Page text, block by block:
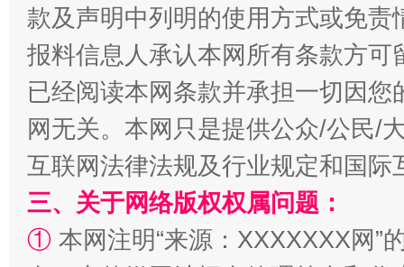
解纷+调解+退费，一次搞定
款及声明中列明的使用方式或免责
报料信息人承认本网所有条款方
已经阅读本网条款并承担一切因
网无关。本网只是提供公众/公民/
互联网法律法规及行业规定和国
三、关于网络版权权属问题：
① 本网注明“来源：XXXXXXX网”